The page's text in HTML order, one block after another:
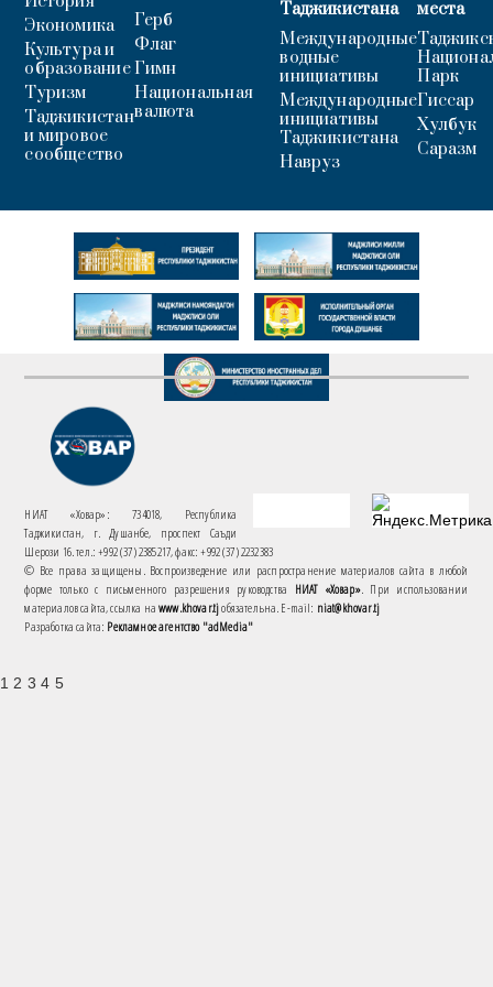
Экономика
Культура и
образование
Туризм
Таджикистан
и мировое
сообщество
Герб
Флаг
Гимн
Национальная
валюта
Таджикистана
Международные
водные
инициативы
Международные
инициативы
Таджикистана
Навруз
места
Парк
Гиссар
Хулбук
Саразм
НИАТ «Ховар»: 734018, Республика
Таджикистан, г. Душанбе, проспект Саъди
Шерози 16. тел.: +992 (37) 2385217, факс: +992 (37) 2232383
© Все права защищены. Воспроизведение или распространение материалов сайта в любой
форме только с письменного разрешения руководства НИАТ «Ховар». При использовании
материалов сайта, ссылка наwww.khovar.tjобязательна. E-mail: niat@khovar.tj
Разработка сайта: Рекламное агентство "adMedia"
1 2 3 4 5